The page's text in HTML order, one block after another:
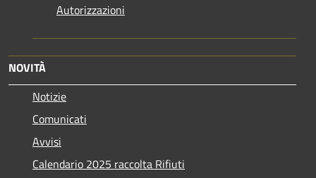
Autorizzazioni
NOVITÀ
Notizie
Comunicati
Avvisi
Calendario 2025 raccolta Rifiuti